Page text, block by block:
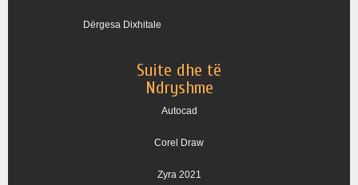
Dërgesa Dixhitale
Suite dhe të
Ndryshme
Autocad
Corel Draw
Zyra 2021